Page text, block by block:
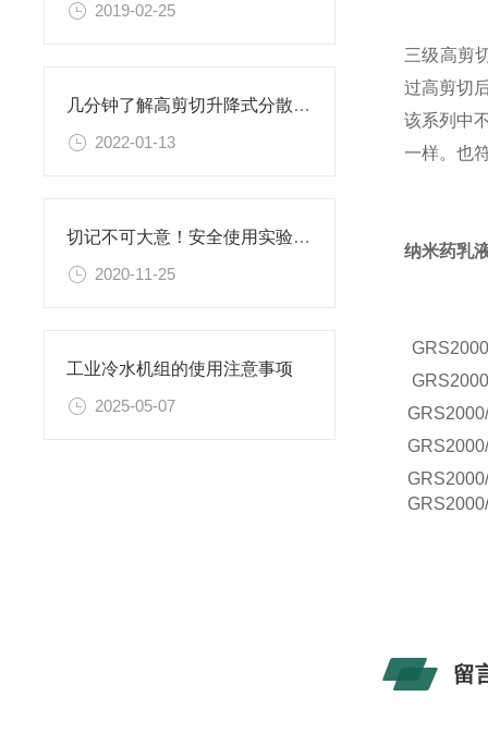
2019-02-25
几分钟了解高剪切升降式分散机的设备选型表及分散头形式
2022-01-13
切记不可大意！安全使用实验室反应釜
2020-11-25
工业冷水机组的使用注意事项
2025-05-07
三级高剪
过高剪切
该系列中
一样。也
纳米药乳
GRS
GRS
GRS
GRS
GRS
GRS
留